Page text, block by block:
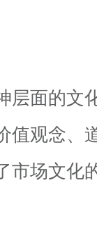
层面的文
值观念、
市场文化